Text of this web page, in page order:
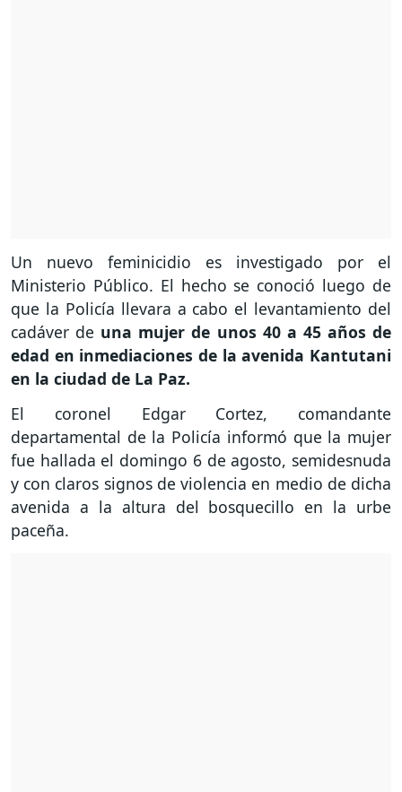
Un nuevo feminicidio es investigado por el
Ministerio Público. El hecho se conoció luego de
que la Policía llevara a cabo el levantamiento del
cadáver de una mujer de unos 40 a 45 años de
edad en inmediaciones de la avenida Kantutani
en la ciudad de La Paz.
El coronel Edgar Cortez, comandante
departamental de la Policía informó que la mujer
fue hallada el domingo 6 de agosto, semidesnuda
y con claros signos de violencia en medio de dicha
avenida a la altura del bosquecillo en la urbe
paceña.